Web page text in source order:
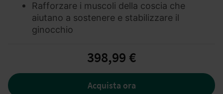
Rafforzare i muscoli della coscia che
aiutano a sostenere e stabilizzare il
ginocchio
398,99 €
Acquista ora